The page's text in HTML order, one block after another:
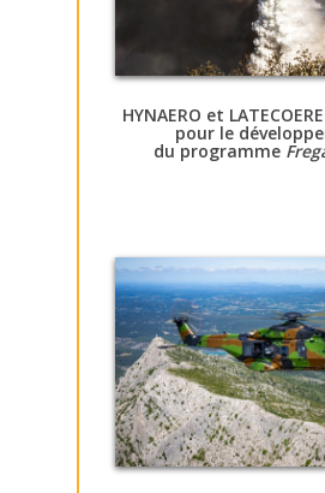
HYNAERO et
pour le
du programme